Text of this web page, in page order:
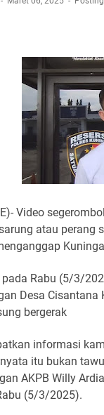
Sudahkah Kita Merdeka
Info Sembako di Pasar
Agenda Kegiatan
Hanya Satu
Video
atau perang
Rabu (5/3/
Desa
bergerak
informasi
itu bukan
AKPB Willy
(5/3/2025).